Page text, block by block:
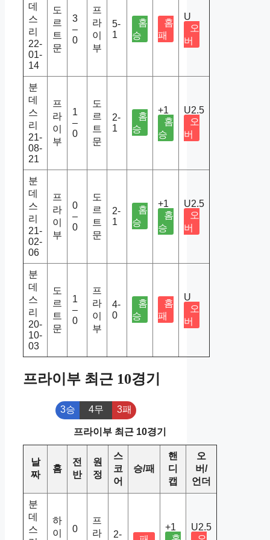
데
스
리
22-
01-
14
도
르
트
문
3
–
0
프
라
이
부
5-
1
홈
승
홈
패
U
오
버
분
데
스
리
21-
08-
21
프
라
이
부
1
–
0
도
르
트
문
2-
1
홈
승
+1
홈
승
U2.5
오
버
분
데
스
리
21-
02-
06
프
라
이
부
0
–
0
도
르
트
문
2-
1
홈
승
+1
홈
승
U2.5
오
버
분
데
스
리
20-
10-
03
도
르
트
문
1
–
0
프
라
이
부
4-
0
홈
승
홈
패
U
오
버
프라이부 최근 10경기
3승 4무 3패
프라이부 최근 10경기
날
짜
홈
전
반
원
정
스
코
어
승/패
핸
디
캡
오
버/
언더
분
데
스
하
이
0
프
라
2-
+1
U2.5